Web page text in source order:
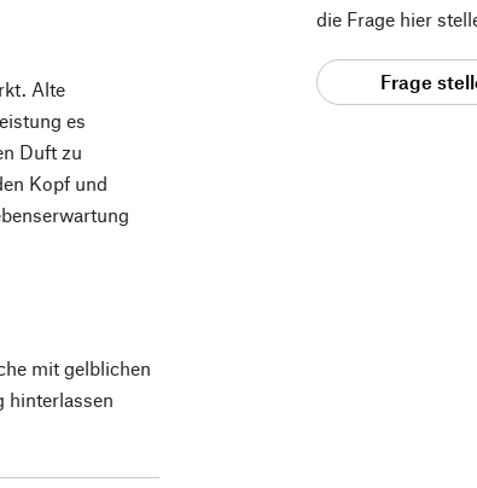
Alte
es
Duft zu
Kopf und
mit gelblichen
hinterlassen
die Frage hier
Frage